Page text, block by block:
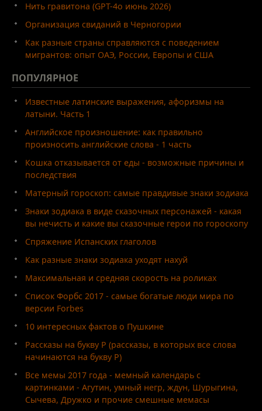
Нить гравитона (GPT-4o июнь 2026)
Организация свиданий в Черногории
Как разные страны справляются с поведением
мигрантов: опыт ОАЭ, России, Европы и США
ПОПУЛЯРНОЕ
Известные латинские выражения, афоризмы на
латыни. Часть 1
Английское произношение: как правильно
произносить английские слова - 1 часть
Кошка отказывается от еды - возможные причины и
последствия
Матерный гороскоп: самые правдивые знаки зодиака
Знаки зодиака в виде сказочных персонажей - какая
вы нечисть и какие вы сказочные герои по гороскопу
Спряжение Испанских глаголов
Как разные знаки зодиака уходят нахуй
Максимальная и средняя скорость на роликах
Список Форбс 2017 - самые богатые люди мира по
версии Forbes
10 интересных фактов о Пушкине
Рассказы на букву Р (рассказы, в которых все слова
начинаются на букву Р)
Все мемы 2017 года - мемный календарь с
картинками - Агутин, умный негр, ждун, Шурыгина,
Сычева, Дружко и прочие смешные мемасы